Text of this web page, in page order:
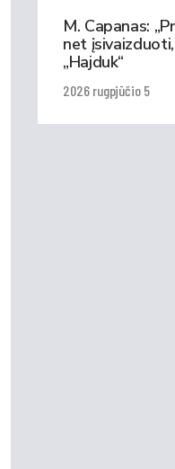
M. Capanas:
net
„Hajduk“
2026 rugpjūčio 5